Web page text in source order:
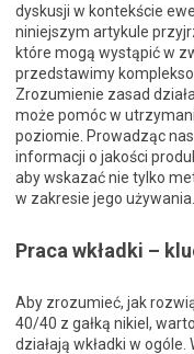
dyskusji w kontekście
niniejszym artykule
które mogą wystąpić w
przedstawimy
Zrozumienie zasad
może pomóc w
poziomie. Prowadząc
informacji o jakości
aby wskazać nie tylko
w zakresie jego używania.
Praca wkładki –
Aby zrozumieć, jak
40/40 z gałką nikiel,
działają wkładki w ogóle.